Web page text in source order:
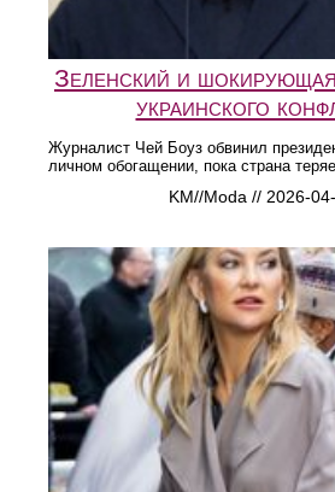
Зеленский и
украинского
Журналист Чей Боуз обвинил
личном обогащении, пока страна
KM//Moda // 2026-